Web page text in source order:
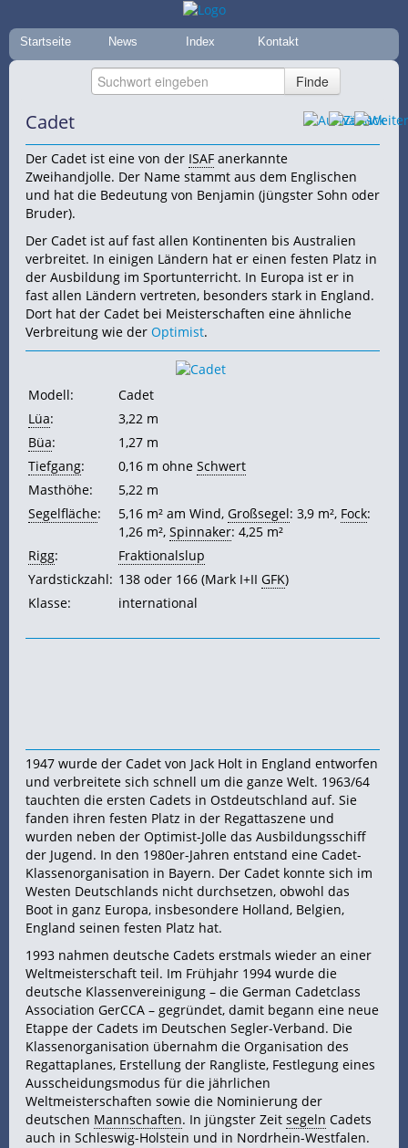
Startseite News Index Kontakt
Cadet
Der Cadet ist eine von der ISAF anerkannte
Zweihandjolle. Der Name stammt aus dem Englischen
und hat die Bedeutung von Benjamin (jüngster Sohn oder
Bruder).
Der Cadet ist auf fast allen Kontinenten bis Australien
verbreitet. In einigen Ländern hat er einen festen Platz in
der Ausbildung im Sportunterricht. In Europa ist er in
fast allen Ländern vertreten, besonders stark in England.
Dort hat der Cadet bei Meisterschaften eine ähnliche
Verbreitung wie der Optimist.
Modell:
Cadet
Lüa:
3,22 m
Büa:
1,27 m
Tiefgang: 0,16 m ohne Schwert
Masthöhe:
5,22 m
Segelfläche: 5,16 m² am Wind, Großsegel: 3,9 m², Fock:
1,26 m², Spinnaker: 4,25 m²
Rigg:
Fraktionalslup
Yardstickzahl: 138 oder 166 (Mark I+II GFK)
Klasse:
international
1947 wurde der Cadet von Jack Holt in England entworfen
und verbreitete sich schnell um die ganze Welt. 1963/64
tauchten die ersten Cadets in Ostdeutschland auf. Sie
fanden ihren festen Platz in der Regattaszene und
wurden neben der Optimist-Jolle das Ausbildungsschiff
der Jugend. In den 1980er-Jahren entstand eine Cadet-
Klassenorganisation in Bayern. Der Cadet konnte sich im
Westen Deutschlands nicht durchsetzen, obwohl das
Boot in ganz Europa, insbesondere Holland, Belgien,
England seinen festen Platz hat.
1993 nahmen deutsche Cadets erstmals wieder an einer
Weltmeisterschaft teil. Im Frühjahr 1994 wurde die
deutsche Klassenvereinigung – die German Cadetclass
Association GerCCA – gegründet, damit begann eine neue
Etappe der Cadets im Deutschen Segler-Verband. Die
Klassenorganisation übernahm die Organisation des
Regattaplanes, Erstellung der Rangliste, Festlegung eines
Ausscheidungsmodus für die jährlichen
Weltmeisterschaften sowie die Nominierung der
deutschen Mannschaften. In jüngster Zeit segeln Cadets
auch in Schleswig-Holstein und in Nordrhein-Westfalen.